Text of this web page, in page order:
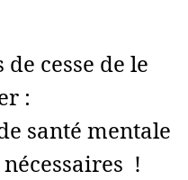
cesse de le
:
santé mentale
!